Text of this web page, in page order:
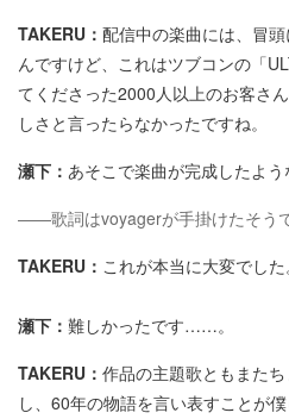
TAKERU： 配信中の楽曲には、冒
んですけど、これはツブコンの「
てくださった2000人以上のお客さ
しさと言ったらなかったですね。
瀬下： あそこで楽曲が完成したよう
――歌詞はvoyagerが手掛けたそうで
TAKERU： これが本当に大変でした
瀬下： 難しかったです……。
TAKERU： 作品の主題歌ともまた
し、60年の物語を言い表すことが